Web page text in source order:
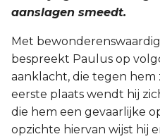
aanslagen smeedt.
Met
bespreekt Paulus op
aanklacht, die tegen hem
eerste plaats wendt hij
die hem een gevaarlijke
opzichte hiervan wijst hij